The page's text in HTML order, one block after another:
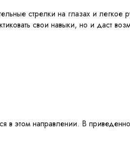
стрелки на глазах и легкое
свои навыки, но и даст
в этом направлении. В